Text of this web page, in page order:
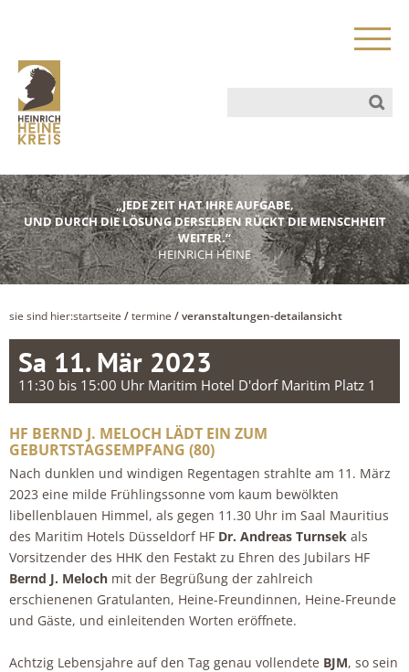
„JEDE ZEIT HAT IHRE AUFGABE,
UND DURCH DIE LÖSUNG DERSELBEN RÜCKT DIE MENSCHHEIT
WEITER.“
HEINRICH HEINE
sie sind hier:startseite /termine / veranstaltungen-detailansicht
Sa 11. Mär 2023
11:30 bis 15:00 Uhr Maritim Hotel D'dorf Maritim Platz 1
HF BERND J. MELOCH LÄDT EIN ZUM
GEBURTSTAGSEMPFANG (80)
Nach dunklen und windigen Regentagen strahlte am 11. März
2023 eine milde Frühlingssonne vom kaum bewölkten
libellenblauen Himmel, als gegen 11.30 Uhr im Saal Mauritius
des Maritim Hotels Düsseldorf HF Dr. Andreas Turnsek als
Vorsitzender des HHK den Festakt zu Ehren des Jubilars HF
Bernd J. Meloch mit der Begrüßung der zahlreich
erschienenen Gratulanten, Heine-Freundinnen, Heine-Freunde
und Gäste, und einleitenden Worten eröffnete.
Achtzig Lebensjahre auf den Tag genau vollendete BJM, so sein